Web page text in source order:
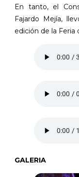
En tanto, el
Fajardo Mejía,
edición de la
GALERIA